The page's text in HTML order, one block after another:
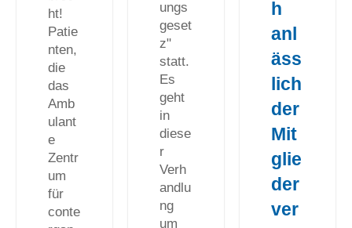
ungs
geset
z"
statt.
Es
geht
in
diese
r
Verh
andlu
ng
um
ht!
Patie
nten,
die
das
Amb
ulant
e
Zentr
um
für
conte
h
anl
äss
lich
der
Mit
glie
der
ver